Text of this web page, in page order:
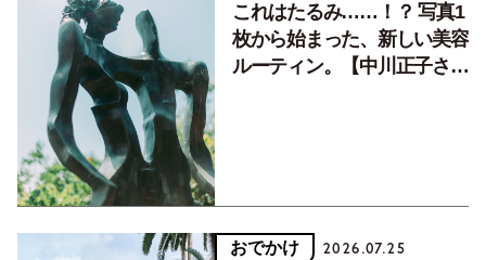
これはたるみ……！？ 写真1
枚から始まった、新しい美容
ルーティン。【中川正子さん
おでかけ 2026.07.25